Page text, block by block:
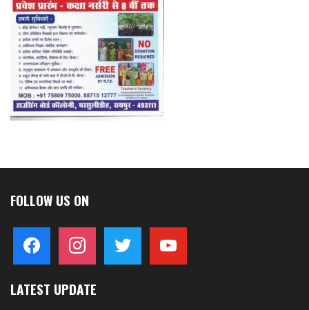
FOLLOW US ON
facebook instagram twitter youtube
LATEST UPDATE